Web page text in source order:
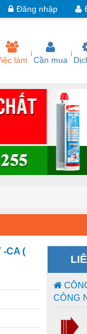
Đăng nhập
làm Cần mua
-CA (
CÔNG